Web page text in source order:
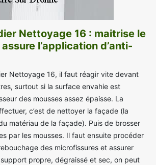
Nettoyage 16 : maitrise le
l’application d’anti-
Nettoyage 16, il faut réagir vite devant
surtout si la surface envahie est
des mousses assez épaisse. La
c’est de nettoyer la façade (la
matériau de la façade). Puis de brosser
par les mousses. Il faut ensuite procéder
des microfissures et assurer
support propre, dégraissé et sec, on peut